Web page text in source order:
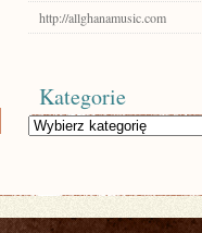
http://allghanamusic.com
Kategorie
Kategorie